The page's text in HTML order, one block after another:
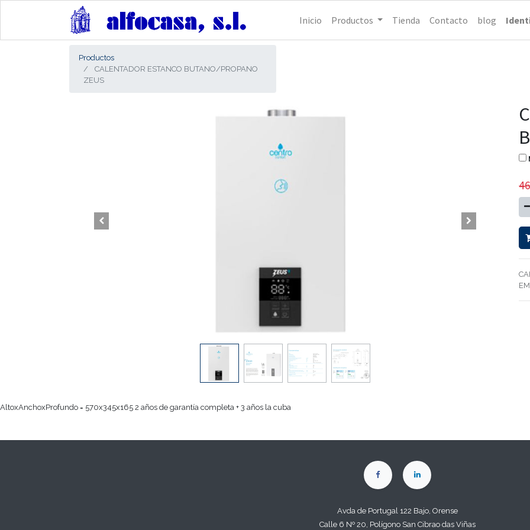
Inicio Productos Tienda Contacto blog
Productos
CALENTADOR ESTANCO BUTANO/PROPANO
ZEUS
AltoxAnchoxProfundo = 570x345x165 2 años de garantía completa + 3 años la cuba
Avda de Portugal 122 Bajo, Orense
Calle 6 Nº 20, Polígono San Cibrao das Viñas